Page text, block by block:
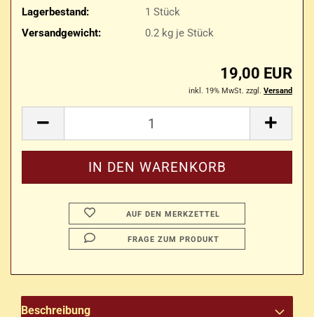
Lagerbestand: 1 Stück
Versandgewicht:
0.2kg je Stück
19,00 EUR
inkl. 19% MwSt. zzgl. Versand
AUF DEN MERKZETTEL
FRAGE ZUM PRODUKT
Beschreibung